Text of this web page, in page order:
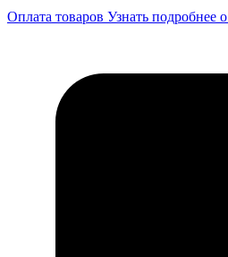
Оплата товаров Узнать подробнее